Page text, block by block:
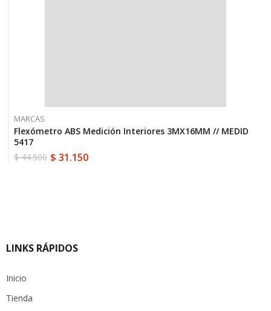
MARCAS
Flexómetro ABS Medición Interiores 3MX16MM // MEDID
5417
$44.500
El $ 31.150
El
LINKS RÁPIDOS
Inicio
Tienda